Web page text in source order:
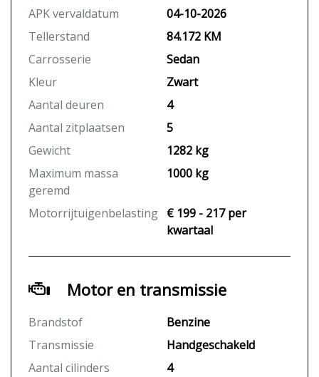
APK vervaldatum
04-10-2026
Tellerstand
84.172 KM
Carrosserie
Sedan
Kleur
Zwart
Aantal deuren
4
Aantal zitplaatsen
5
Gewicht
1282 kg
Maximum massa
geremd
1000 kg
Motorrijtuigenbelasting € 199 - 217 per
kwartaal
Motor en transmissie
Brandstof
Benzine
Transmissie
Handgeschakeld
Aantal cilinders
4